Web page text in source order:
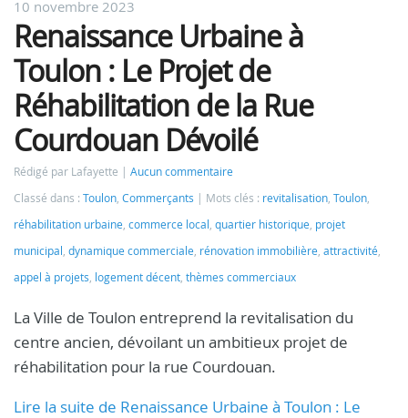
10 novembre 2023
Renaissance Urbaine à
Toulon : Le Projet de
Réhabilitation de la Rue
Courdouan Dévoilé
Rédigé par Lafayette
Aucun commentaire
Classé dans : Toulon, Commerçants Mots clés : revitalisation, Toulon,
réhabilitation urbaine, commerce local , quartier historique, projet
municipal , dynamique commerciale, rénovation immobilière, attractivité,
appel à projets, logement décent, thèmes commerciaux
La Ville de Toulon entreprend la revitalisation du
centre ancien, dévoilant un ambitieux projet de
réhabilitation pour la rue Courdouan.
Lire la suite de Renaissance Urbaine à Toulon : Le